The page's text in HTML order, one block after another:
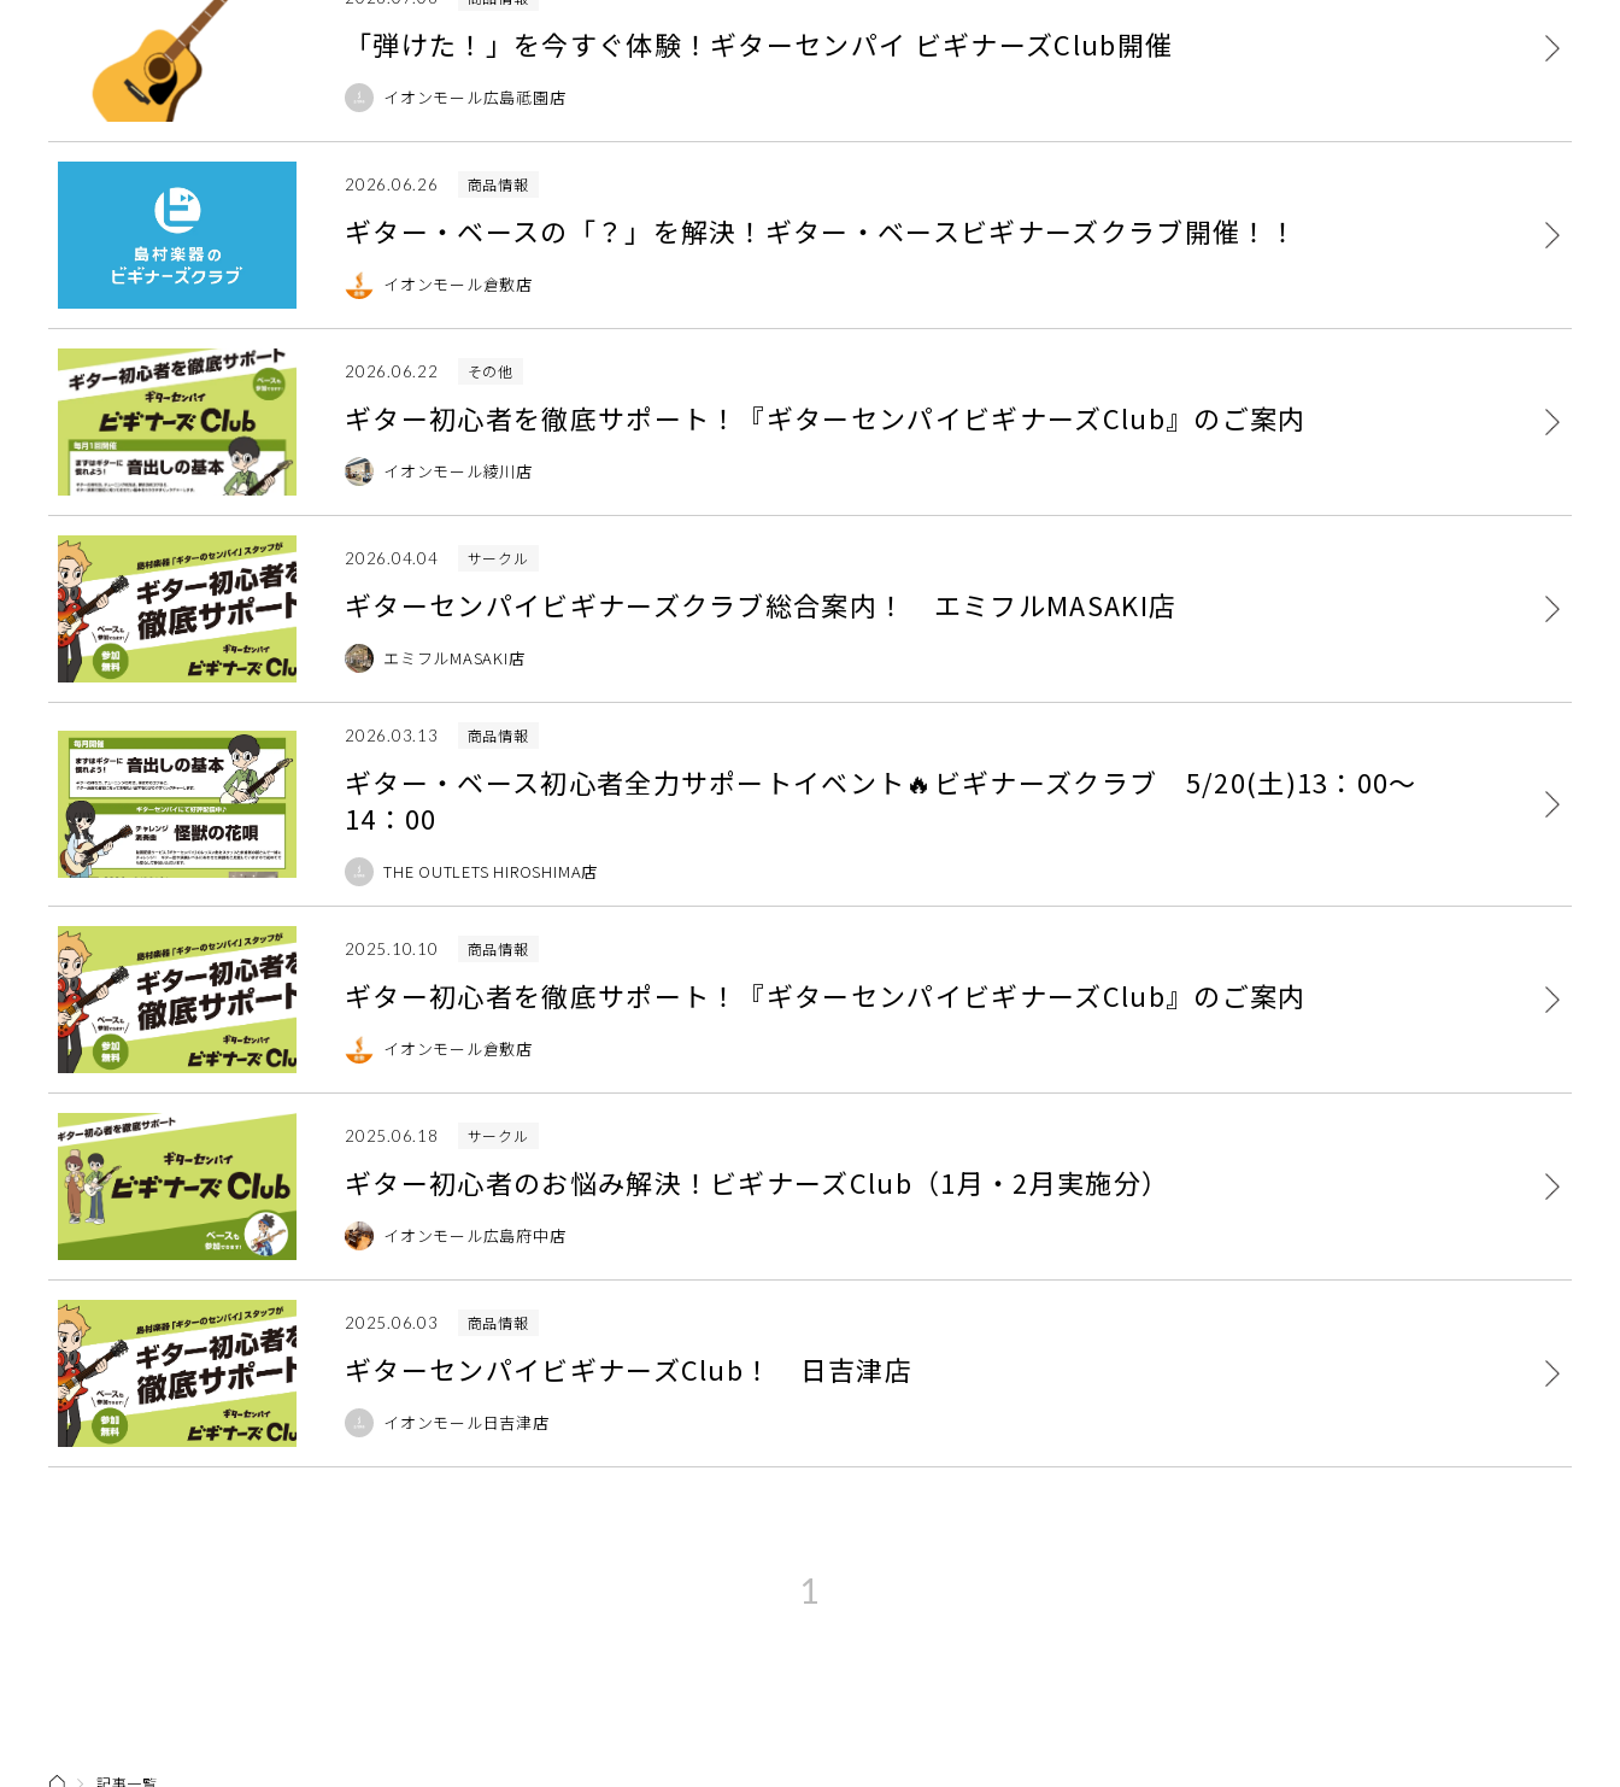
「弾けた！」を今すぐ体験！ギターセンパイ ビギナーズClub開催
イオンモール広島祗園店
2026.06.26 商品情報
ギター・ベースの「？」を解決！ギター・ベースビギナーズクラブ開催！！
イオンモール倉敷店
2026.06.22 その他
ギター初心者を徹底サポート！『ギターセンパイビギナーズClub』のご案内
イオンモール綾川店
2026.04.04 サークル
ギターセンパイビギナーズクラブ総合案内！ エミフルMASAKI店
エミフルMASAKI店
2026.03.13 商品情報
ギター・ベース初心者全力サポートイベント🔥ビギナーズクラブ 5/20(土)13：00～
14：00
THE OUTLETS HIROSHIMA店
2025.10.10 商品情報
ギター初心者を徹底サポート！『ギターセンパイビギナーズClub』のご案内
イオンモール倉敷店
2025.06.18 サークル
ギター初心者のお悩み解決！ビギナーズClub（1月・2月実施分）
イオンモール広島府中店
2025.06.03 商品情報
ギターセンパイビギナーズClub！ 日吉津店
イオンモール日吉津店
記事一覧